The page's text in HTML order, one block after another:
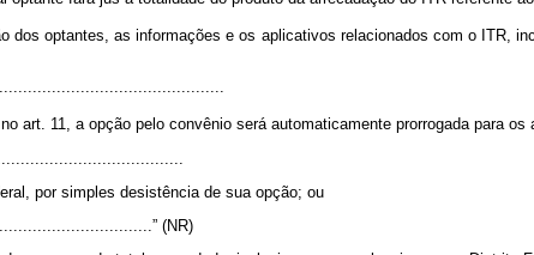
dos optantes, as informações e os aplicativos relacionados com o ITR,
art. 11, a opção pelo convênio será automaticamente prorrogada para os
por simples desistência de sua opção; ou
(NR)